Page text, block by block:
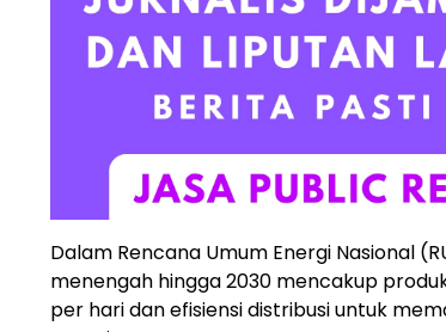
Dalam Rencana Umum Energi Nasional
menengah hingga 2030 mencakup
per hari dan efisiensi distribusi untuk